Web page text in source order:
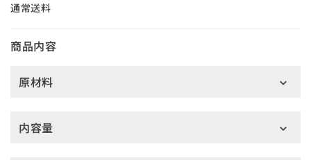
通常送料
商品内容
原材料
内容量